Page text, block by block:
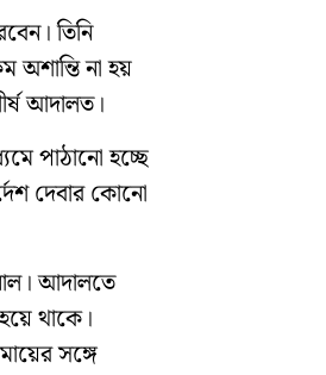
তিনি
না হয়
আদালত।
পাঠানো হচ্ছে
দেবার কোনো
আদালতে
থাকে।
সঙ্গে